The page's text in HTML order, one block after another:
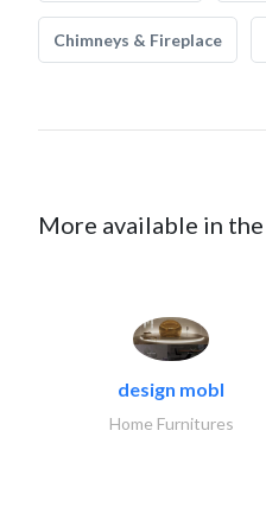
Chimneys & Fireplace
More available in
design mobl
Home Furnitures